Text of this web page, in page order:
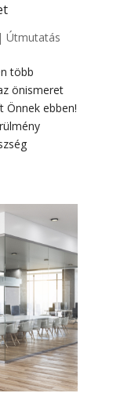
| Útmutatás
több
önismeret
Önnek ebben!